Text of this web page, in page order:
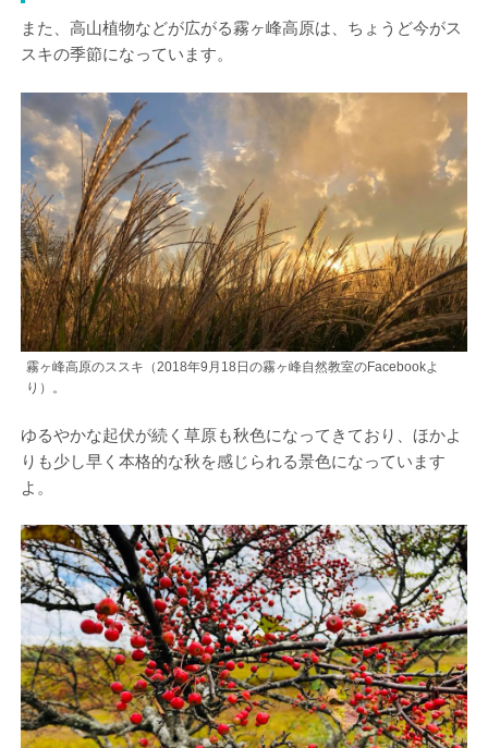
また、高山植物などが広がる霧ヶ峰高原は、ちょうど今がス
スキの季節になっています。
霧ヶ峰高原のススキ（2018年9月18日の霧ヶ峰自然教室のFacebookよ
り）。
ゆるやかな起伏が続く草原も秋色になってきており、ほかよ
りも少し早く本格的な秋を感じられる景色になっています
よ。